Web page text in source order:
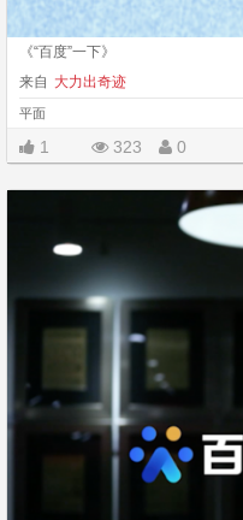
《“百度”一下》
来自 大力出奇迹
平面
1 323 0